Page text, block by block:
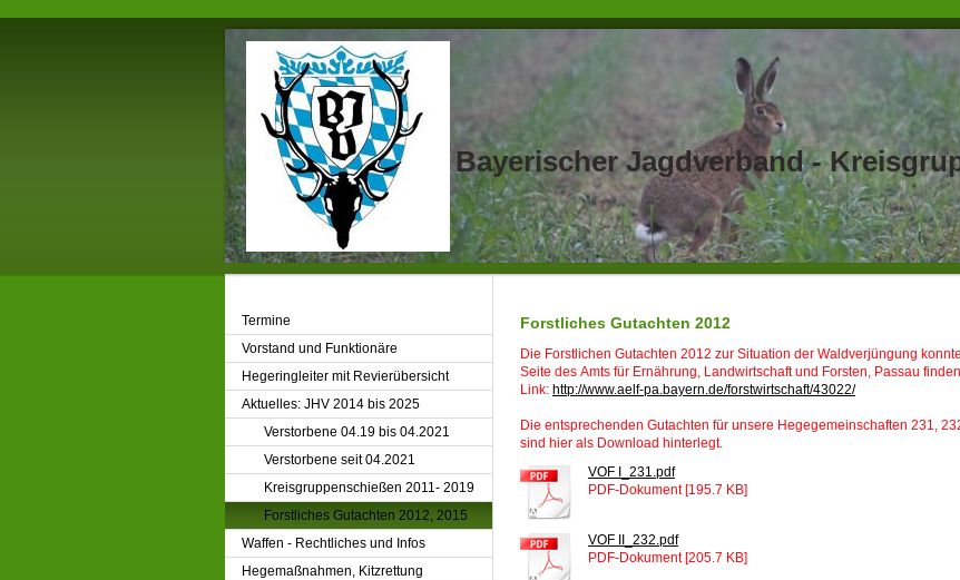
Bayerischer Jagdverband -
Termine
Vorstand und Funktionäre
Hegeringleiter mit Revierübersicht
Aktuelles: JHV 2014 bis 2025
Verstorbene 04.19 bis 04.2021
Verstorbene seit 04.2021
Kreisgruppenschießen 2011- 2019
Forstliches Gutachten 2012, 2015
Waffen - Rechtliches und Infos
Hegemaßnahmen, Kitzrettung
Forstliches Gutachten 2012
Die Forstlichen Gutachten 2012 zur Situation der Waldverjüngung
Seite des Amts für Ernährung, Landwirtschaft und Forsten, Passau
Link: http://www.aelf-pa.bayern.de/forstwirtschaft/43022/
Die entsprechenden Gutachten für unsere Hegegemeinschaften 231,
sind hier als Download hinterlegt.
VOF I_231.pdf
PDF-Dokument [195.7 KB]
VOF II_232.pdf
PDF-Dokument [205.7 KB]